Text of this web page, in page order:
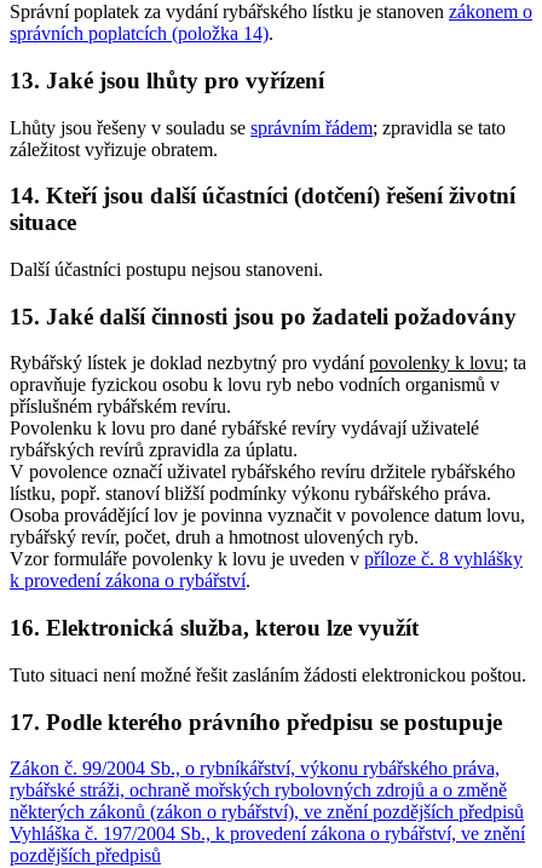
Správní poplatek za vydání rybářského lístku je stanoven zákonem o
správních poplatcích (položka 14).
13. Jaké jsou lhůty pro vyřízení
Lhůty jsou řešeny v souladu se správním řádem; zpravidla se tato
záležitost vyřizuje obratem.
14. Kteří jsou další účastníci (dotčení) řešení životní
situace
Další účastníci postupu nejsou stanoveni.
15. Jaké další činnosti jsou po žadateli požadovány
Rybářský lístek je doklad nezbytný pro vydánípovolenky k lovu; ta
opravňuje fyzickou osobu k lovu ryb nebo vodních organismů v
příslušném rybářském revíru.
Povolenku k lovu pro dané rybářské revíry vydávají uživatelé
rybářských revírů zpravidla za úplatu.
V povolence označí uživatel rybářského revíru držitele rybářského
lístku, popř. stanoví bližší podmínky výkonu rybářského práva.
Osoba provádějící lov je povinna vyznačit v povolence datum lovu,
rybářský revír, počet, druh a hmotnost ulovených ryb.
Vzor formuláře povolenky k lovu je uveden v příloze č. 8 vyhlášky
k provedení zákona o rybářství.
16. Elektronická služba, kterou lze využít
Tuto situaci není možné řešit zasláním žádosti elektronickou poštou.
17. Podle kterého právního předpisu se postupuje
Zákon č. 99/2004 Sb., o rybníkářství, výkonu rybářského práva,
rybářské stráži, ochraně mořských rybolovných zdrojů a o změně
některých zákonů (zákon o rybářství), ve znění pozdějších předpisů
Vyhláška č. 197/2004 Sb., k provedení zákona o rybářství, ve znění
pozdějších předpisů